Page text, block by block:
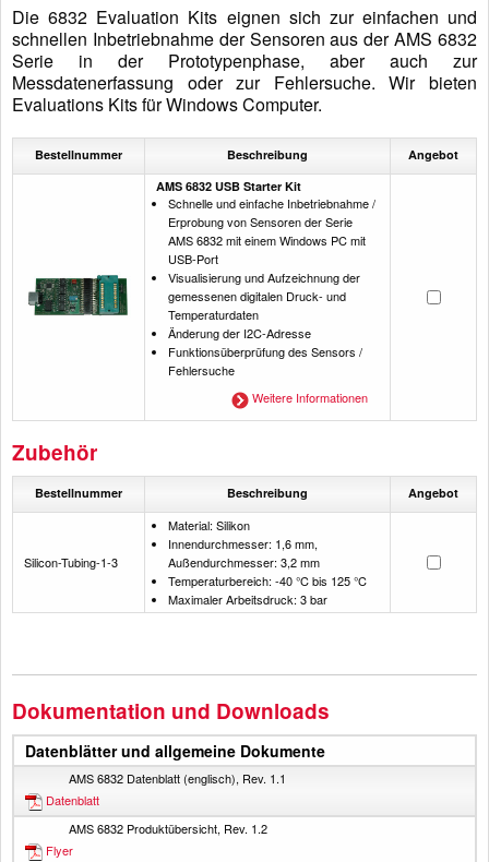
Die 6832 Evaluation Kits eignen sich zur einfachen und
schnellen Inbetriebnahme der Sensoren aus der AMS 6832
Serie in der Prototypenphase, aber auch zur
Messdatenerfassung oder zur Fehlersuche. Wir bieten
Evaluations Kits für Windows Computer.
Bestellnummer Beschreibung
Angebot
AMS 6832 USB Starter Kit
Schnelle und einfache Inbetriebnahme /
Erprobung von Sensoren der Serie
AMS 6832 mit einem Windows PC mit
USB-Port
Visualisierung und Aufzeichnung der
gemessenen digitalen Druck- und
Temperaturdaten
Änderung der I2C-Adresse
Funktionsüberprüfung des Sensors /
Fehlersuche
Weitere Informationen
Zubehör
Bestellnummer Beschreibung Angebot
Silicon-Tubing-1-3
Material: Silikon
Innendurchmesser: 1,6 mm,
Außendurchmesser: 3,2 mm
Temperaturbereich: -40 °C bis 125 °C
Maximaler Arbeitsdruck: 3 bar
Dokumentation und Downloads
Datenblätter und allgemeine Dokumente
AMS 6832 Datenblatt (englisch), Rev. 1.1
Datenblatt
AMS 6832 Produktübersicht, Rev. 1.2
Flyer